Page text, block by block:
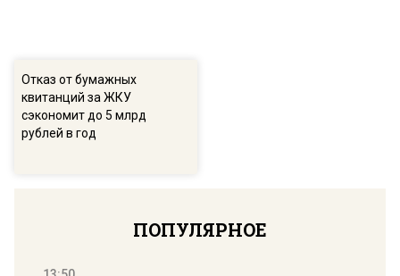
Отказ от бумажных
квитанций за ЖКУ
сэкономит до 5 млрд
рублей в год
ПОПУЛЯРНОЕ